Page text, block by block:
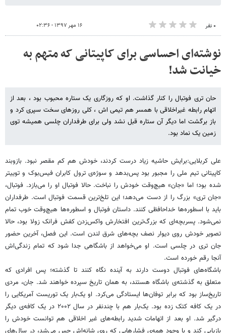
۰ نفر ۱۶ مهر ۱۳۹۷ - ۰۲:۳۶
نوشته‌ای احساسی برای کاپیتانی که متهم به
خیانت شد!
حان تری فوتبال را کنار گذاشت. او که روزگاری یک ستاره محبوب بود ، بعد از
اتهام رابطه غیراخلاقی با همسر هم تیمی اش ، کلی روزهای سخت سپری کرد و
باز برگشت اما دیگر آن ستاره قبل نشد ولی برای طرفداران چلسی همیشه توی
زمین یک نماد بود.
علی کربلایی:برایش حاشیه زیاد درست کردند، خودش هم کم مقصر نبود. بازوبند
کاپیتانی تیم ملی را مجبور بود پس‌بدهد و سوژه‌ی ترول کابران فیس‌بوک و توییتر
شده بود؛ اما «جان» هیچ‌وقت خودش را نباخت. حالا فوتبال او را می‌بازد. فوتبال،
«جان تری» بزرگ را از دست می‌دهد؛ این تلخ‌ترین قسمت فوتبال است. طرفداران
باید با اسطوره‌ها خداحافظی کنند. داستان فوتبال و اسطوره‌ها هیچ‌وقت خوب تمام
نمی‌شود. پسربچه‌ای که بزرگ‌ترین افتخارش واکس‌زدن کفش فرانک زولا بود، حالا
تصویر خودش روی دیوار نصف بچه‌های شرق لندن است. این فصل، آخرین حضور
جان تری در چلسی است. او می‌خواهد از باشگاهی جدا شود که تمام زندگی‌اش
آنجا رقم خورده است.
باشگاه‌های فوتبال دوست دارند به آینده نگاه کنند تا گذشته؛ پس افرادی که
متعلق به گذشته‌ی باشگاه هستند، به همان تاریخ سپرده خواهند شد. جان، مردی
تاریخ‌ساز بود که برابر توفان‌ها ایستادگی می‌کرد. او یک‌بار یک توریست آمریکایی را
در یک کافه کتک زده بود. یک‌بار هم با چندنفر در سال ۲۰۰۲ در یک کافه‌ی دیگر
درگیر شد. او بعد از اتهامات شدید رابطه‌های غیر اخلاقی هم توانست خودش را
بازیابی کند و با وجود همه‌ی فشارهایی که روی شانه‌اش حس می‌شد، در سال‌های